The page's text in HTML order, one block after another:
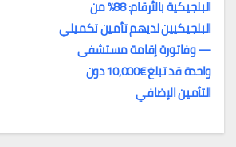
تصفّح
المقالات
البلجيكية بالأرقام: 88% من
البلجيكيين لديهم تأمين تكميلي
— وفاتورة إقامة مستشفى
واحدة قد تبلغ €10,000 دون
التأمين الإضافي